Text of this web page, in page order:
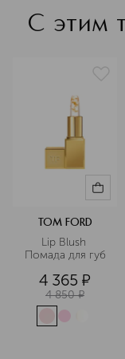
С этим
TOM FORD
Lip Blush
Помада для губ
4 365 ¤
4 850 ¤